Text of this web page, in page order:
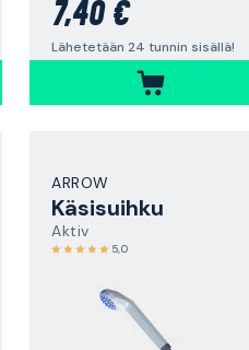
7,40 €
Lähetetään 24 tunnin sisällä!
ARROW
Käsisuihku
Aktiv
5,0